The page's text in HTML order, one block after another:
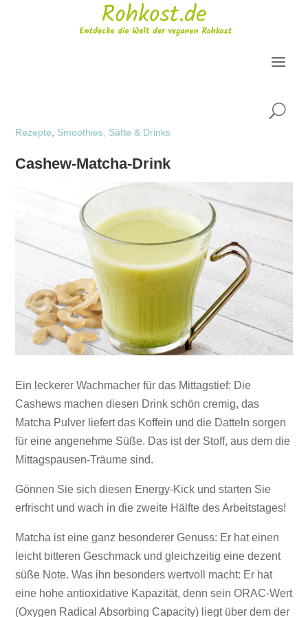
U
Rezepte Smoothies, Säfte & Drinks
Cashew-Matcha-Drink
Ein leckerer Wachmacher für das Mittagstief: Die
Cashews machen diesen Drink schön cremig, das
Matcha Pulver liefert das Koffein und die Datteln sorgen
für eine angenehme Süße. Das ist der Stoff, aus dem die
Mittagspausen-Träume sind.
Gönnen Sie sich diesen Energy-Kick und starten Sie
erfrischt und wach in die zweite Hälfte des Arbeitstages!
Matcha ist eine ganz besonderer Genuss: Er hat einen
leicht bitteren Geschmack und gleichzeitig eine dezent
süße Note. Was ihn besonders wertvoll macht: Er hat
eine hohe antioxidative Kapazität, denn sein ORAC-Wert
(Oxygen Radical Absorbing Capacity) liegt über dem der